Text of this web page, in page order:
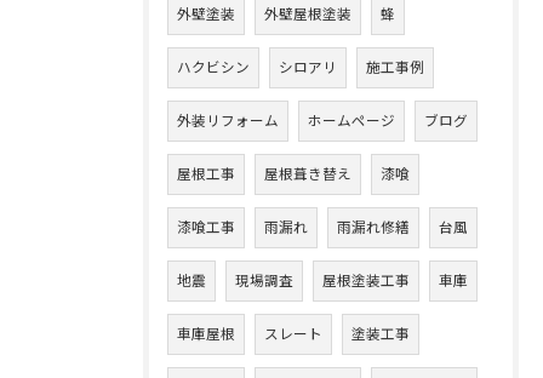
外壁塗装 外壁屋根塗装 蜂
ハクビシン シロアリ 施工事例
外装リフォーム ホームページ ブログ
屋根工事 屋根葺き替え 漆喰
漆喰工事 雨漏れ 雨漏れ修繕 台風
地震 現場調査 屋根塗装工事 車庫
車庫屋根 スレート 塗装工事